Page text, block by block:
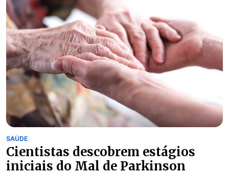
SAÚDE
Cientistas descobrem estágios
iniciais do Mal de Parkinson